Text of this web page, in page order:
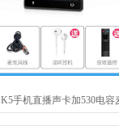
K5手机直播声卡加530电容